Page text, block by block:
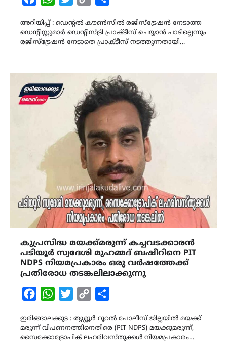
അറിയിപ്പ് : ഡെന്റൽ കൗൺസിൽ രജിസ്ട്രേഷൻ നേടാത്ത
ഡെന്റിസ്റ്റുമാർ ഡെന്റിസ്ട്രി പ്രാക്ടീസ് ചെയ്യാൻ പാടില്ലെന്നും
രജിസ്ട്രേഷൻ നേടാതെ പ്രാക്ടീസ് നടത്തുന്നതായി…
കുപ്രസിദ്ധ മയക്ക്മരുന്ന് കച്ചവടക്കാരൻ
പടിയൂർ സ്വദേശി മുഹമ്മദ് ബഷീറിനെ PIT
NDPS നിയമപ്രകാരം ഒരു വർഷത്തേക്ക്
പ്രതിരോധ തടങ്കലിലാക്കുന്നു
FacebookWhatsAppTwitterCopy
ഇരിങ്ങാലക്കുട : തൃശ്ശൂർ റൂറൽ പോലീസ് ജില്ലയിൽ മയക്ക്
മരുന്ന് വിപണനത്തിനെതിരെ (PIT NDPS) മയക്കുമരുന്ന്,
സൈക്കോട്രോപിക് ലഹരിവസ്തുക്കൾ നിയമപ്രകാരം…